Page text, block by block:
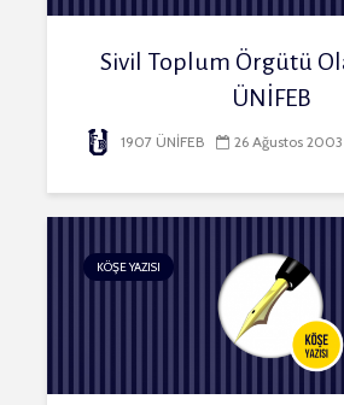
Sivil Toplum Örgütü
ÜNİFEB
1907 ÜNİFEB 26 Ağustos 2003
KÖŞE YAZISI